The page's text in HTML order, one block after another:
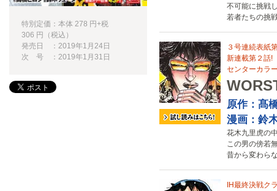
不可能に挑戦
若者たちの挑
３号連続表紙
新連載第２話!
センターカラ
原作：髙
漫画：鈴
花木九里虎の
この男の傍若
昔から変わら
IH最終決戦ク
特別定価：本体 278 円+税
306 円（税込）
発売日 ：2019年1月24日
次 号 ：2019年1月31日